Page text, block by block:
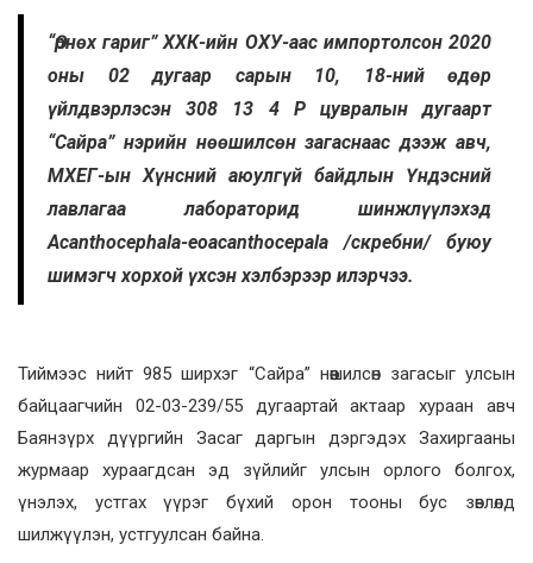
“Өрнөх гариг” ХХК-ийн ОХУ-аас импортолсон 2020
оны 02 дугаар сарын 10, 18-ний өдөр
үйлдвэрлэсэн 308 13 4 P цувралын дугаарт
“Сайра” нэрийн нөөшилсөн загаснаас дээж авч,
МХЕГ-ын Хүнсний аюулгүй байдлын Үндэсний
лавлагаа лабораторид шинжлүүлэхэд
Acanthocephala-eoacanthocepala /скребни/ буюу
шимэгч хорхой үхсэн хэлбэрээр илэрчээ.
Тиймээс нийт 985 ширхэг “Сайра” нөөшилсөн загасыг улсын
байцаагчийн 02-03-239/55 дугаартай актаар хураан авч
Баянзүрх дүүргийн Засаг даргын дэргэдэх Захиргааны
журмаар хураагдсан эд зүйлийг улсын орлого болгох,
үнэлэх, устгах үүрэг бүхий орон тооны бус зөвлөлд
шилжүүлэн, устгуулсан байна.